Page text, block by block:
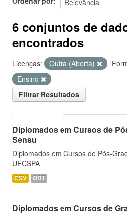
6 conjuntos de
encontrados
Licenças: Outra (Aberta)
Ensino
Filtrar Resultados
Diplomados em Cursos de
Sensu
Diplomados em Cursos de Pós-
UFCSPA
CSV ODT
Diplomados em Cursos de